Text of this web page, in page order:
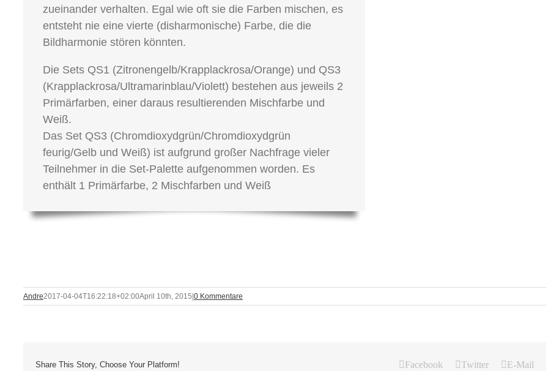
zueinander verhalten. Egal wie oft sie die Farben mischen, es
entsteht nie eine vierte (disharmonische) Farbe, die die
Bildharmonie stören könnten.
Die Sets QS1 (Zitronengelb/Krapplackrosa/Orange) und QS3
(Krapplackrosa/Ultramarinblau/Violett) bestehen aus jeweils 2
Primärfarben, einer daraus resultierenden Mischfarbe und
Weiß.
Das Set QS3 (Chromdioxydgrün/Chromdioxydgrün
feurig/Gelb und Weiß) ist aufgrund großer Nachfrage vieler
Teilnehmer in die Set-Palette aufgenommen worden. Es
enthält 1 Primärfarbe, 2 Mischfarben und Weiß
Andre2017-04-04T16:22:18+02:00April 10th, 2015 0 Kommentare
Share This Story, Choose Your Platform! Facebook Twitter E-Mail